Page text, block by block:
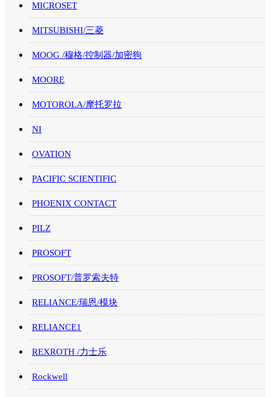
MICROSET
MITSUBISHI/三菱
MOOG /穆格/控制器/加密狗
MOORE
MOTOROLA/摩托罗拉
NI
OVATION
PACIFIC SCIENTIFIC
PHOENIX CONTACT
PILZ
PROSOFT
PROSOFT/普罗索夫特
RELIANCE/瑞恩/模块
RELIANCE1
REXROTH /力士乐
Rockwell